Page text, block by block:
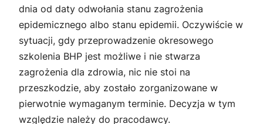
dnia od daty odwołania stanu zagrożenia
epidemicznego albo stanu epidemii. Oczywiście w
sytuacji, gdy przeprowadzenie okresowego
szkolenia BHP jest możliwe i nie stwarza
zagrożenia dla zdrowia, nic nie stoi na
przeszkodzie, aby zostało zorganizowane w
pierwotnie wymaganym terminie. Decyzja w tym
względzie należy do pracodawcy.